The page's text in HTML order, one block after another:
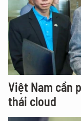
Việt Nam cần
thái cloud